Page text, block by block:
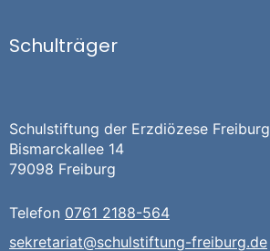
Schulträger
Schulstiftung der Erzdiözese Freiburg
Bismarckallee 14
79098 Freiburg
Telefon 0761 2188-564
sekretariat@schulstiftung-freiburg.de